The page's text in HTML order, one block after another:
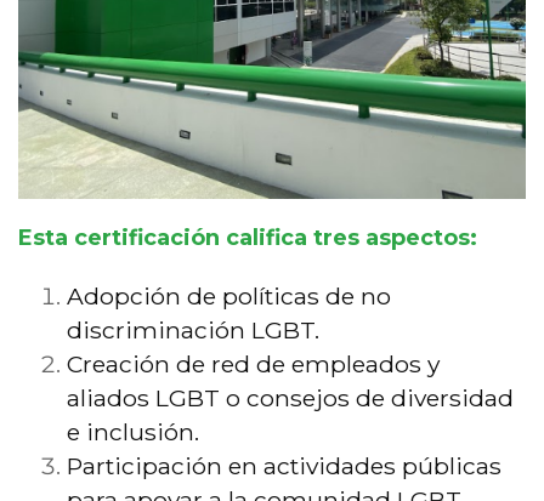
Esta certificación califica tres aspectos:
Adopción de políticas de no
discriminación LGBT.
Creación de red de empleados y
aliados LGBT o consejos de diversidad
e inclusión.
Participación en actividades públicas